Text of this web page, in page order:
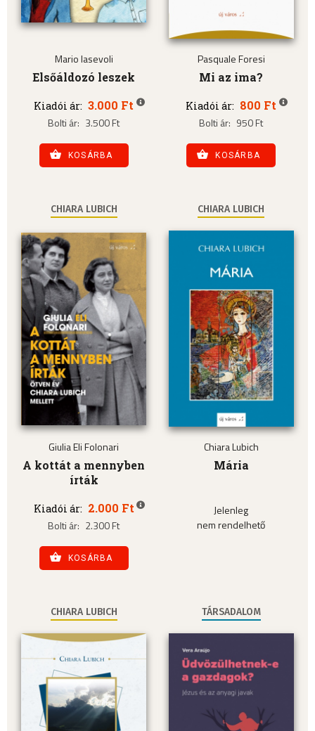
Mario Iasevoli
Elsőáldozó leszek
Kiadói ár: 3.000 Ft
Bolti ár: 3.500 Ft
KOSÁRBA
Pasquale Foresi
Mi az ima?
Kiadói ár: 800 Ft
Bolti ár: 950 Ft
KOSÁRBA
CHIARA LUBICH
Giulia Eli Folonari
A kottát a mennyben
írták
Kiadói ár: 2.000 Ft
Bolti ár: 2.300 Ft
KOSÁRBA
CHIARA LUBICH
Chiara Lubich
Mária
Jelenleg
nem rendelhető
CHIARA LUBICH TÁRSADALOM